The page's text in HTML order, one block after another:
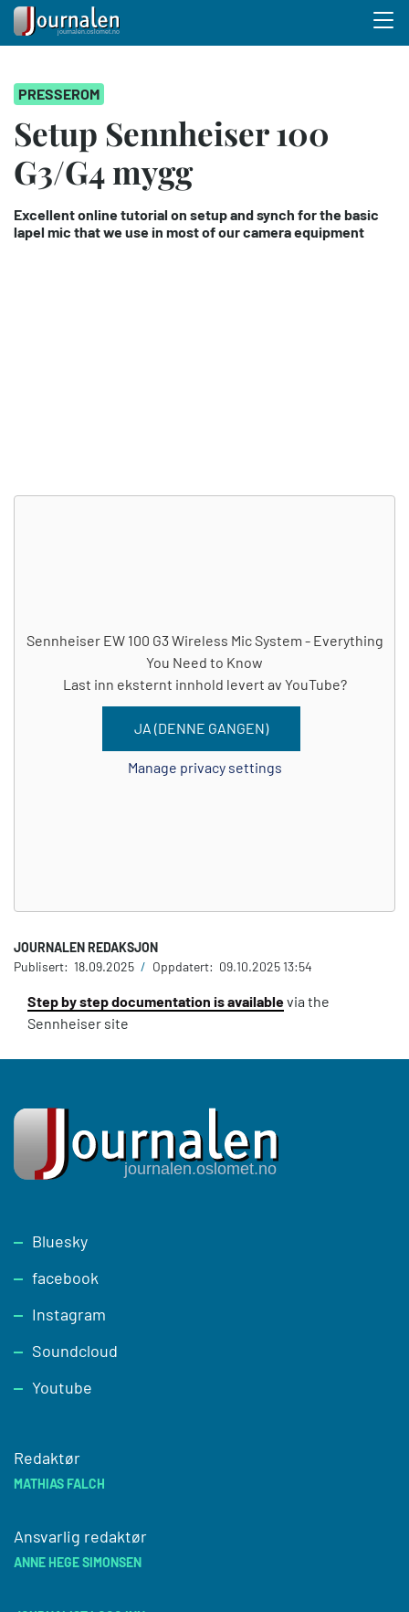
hovedinnhold
PRESSEROM
Setup Sennheiser 100
G3/G4 mygg
Excellent online tutorial on setup and synch for the basic
lapel mic that we use in most of our camera equipment
Sennheiser EW 100 G3 Wireless Mic System - Everything
You Need to Know
Last inn eksternt innhold levert av YouTube?
JA (DENNE GANGEN)
Manage privacy settings
JOURNALEN REDAKSJON
Publisert: 18.09.2025 / Oppdatert: 09.10.2025 13:54
Step by step documentation is availablevia the
Sennheiser site
Footer
Bluesky
facebook
Instagram
Soundcloud
Youtube
Redaktør
MATHIAS FALCH
Ansvarlig redaktør
ANNE HEGE SIMONSEN